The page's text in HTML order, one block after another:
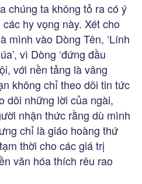
chúng ta không tỏ ra có ý
hy vọng này. Xét cho
mình vào Dòng Tên, ‘Lính
vì Dòng ‘đứng đầu
với nền tảng là vâng
không chỉ theo dõi tin tức
dõi những lời của ngài,
nhận thức rằng dù mình
chỉ là giáo hoàng thứ
thời cho các giá trị
văn hóa thích rêu rao